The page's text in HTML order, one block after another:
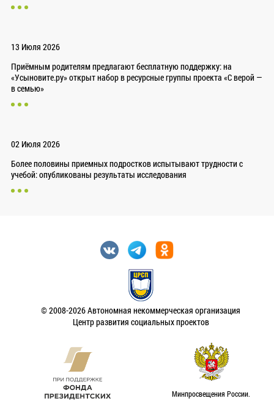
13 Июля 2026
Приёмным родителям предлагают бесплатную поддержку: на
«Усыновите.ру» открыт набор в ресурсные группы проекта «С верой —
в семью»
02 Июля 2026
Более половины приемных подростков испытывают трудности с
учебой: опубликованы результаты исследования
© 2008-2026 Автономная некоммерческая организация
Центр развития социальных проектов
Минпросвещения России.